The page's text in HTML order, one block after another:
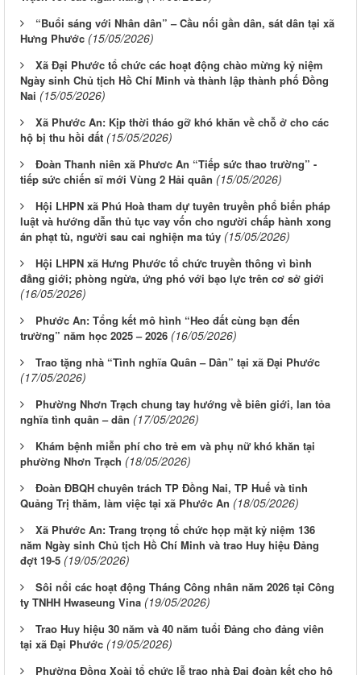
“Buổi sáng với Nhân dân” – Cầu nối gần dân, sát dân tại xã
Hưng Phước (15/05/2026)
Xã Đại Phước tổ chức các hoạt động chào mừng kỷ niệm
Ngày sinh Chủ tịch Hồ Chí Minh và thành lập thành phố Đồng
Nai (15/05/2026)
Xã Phước An: Kịp thời tháo gỡ khó khăn về chỗ ở cho các
hộ bị thu hồi đất (15/05/2026)
Đoàn Thanh niên xã Phươc An “Tiếp sức thao trường” -
tiếp sức chiến sĩ mới Vùng 2 Hải quân (15/05/2026)
Hội LHPN xã Phú Hoà tham dự tuyên truyền phổ biến pháp
luật và hướng dẫn thủ tục vay vốn cho người chấp hành xong
án phạt tù, người sau cai nghiện ma túy (15/05/2026)
Hội LHPN xã Hưng Phước tổ chức truyền thông vì bình
đẳng giới; phòng ngừa, ứng phó với bạo lực trên cơ sở giới
(16/05/2026)
Phước An: Tổng kết mô hình “Heo đất cùng bạn đến
trường” năm học 2025 – 2026 (16/05/2026)
Trao tặng nhà “Tình nghĩa Quân – Dân” tại xã Đại Phước
(17/05/2026)
Phường Nhơn Trạch chung tay hướng về biên giới, lan tỏa
nghĩa tình quân – dân (17/05/2026)
Khám bệnh miễn phí cho trẻ em và phụ nữ khó khăn tại
phường Nhơn Trạch (18/05/2026)
Đoàn ĐBQH chuyên trách TP Đồng Nai, TP Huế và tỉnh
Quảng Trị thăm, làm việc tại xã Phước An (18/05/2026)
Xã Phước An: Trang trọng tổ chức họp mặt kỷ niệm 136
năm Ngày sinh Chủ tịch Hồ Chí Minh và trao Huy hiệu Đảng
đợt 19-5 (19/05/2026)
Sôi nổi các hoạt động Tháng Công nhân năm 2026 tại Công
ty TNHH Hwaseung Vina (19/05/2026)
Trao Huy hiệu 30 năm và 40 năm tuổi Đảng cho đảng viên
tại xã Đại Phước (19/05/2026)
Phường Đồng Xoài tổ chức lễ trao nhà Đại đoàn kết cho hộ